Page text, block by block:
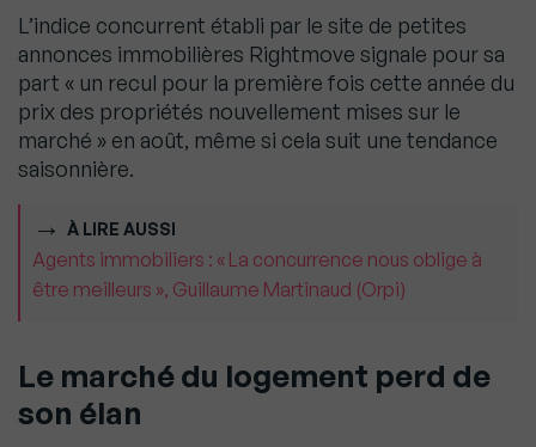
L’indice concurrent établi par le site de petites
annonces immobilières Rightmove signale pour sa
part « un recul pour la première fois cette année du
prix des propriétés nouvellement mises sur le
marché » en août, même si cela suit une tendance
saisonnière.
À LIRE AUSSI
Agents immobiliers : « La concurrence nous oblige à
être meilleurs », Guillaume Martinaud (Orpi)
Le marché du logement perd de
son élan